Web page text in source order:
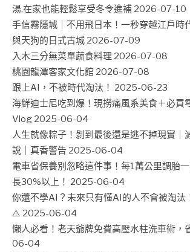
湯,在家也能輕鬆享受冬令進補 2026-07-10
手信霧隱城｜不用飛日本！一秒穿越江戶時
與天狗的日式古城 2026-07-09
入木三分無菜單蔬食料理 2026-07-08
桃園龍潭客家文化館 2026-07-08
跟上AI，不被時代淘汰！ 2025-06-23
海鮮迪士尼吃到爆！現撈痛風系美食＋必買
Vlog 2025-06-04
人生就像粽子！剝到最後還是逃不掉現實｜
說｜真香警告 2025-06-04
電車省保養別忽略這件事！每1萬公里調胎
長30%以上！ 2025-06-04
你還不學AI？未來只有懂AI的人不會被淘汰
⚠️ 2025-06-04
懶人必看！老天爺牌免費高壓水柱洗車術，
06-04